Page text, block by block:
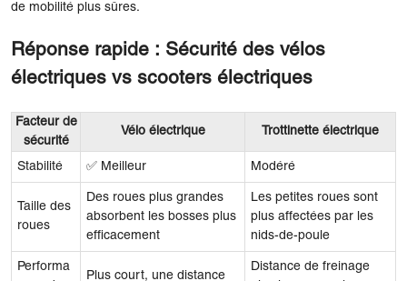
de mobilité plus sûres.
Réponse rapide : Sécurité des vélos
électriques vs scooters électriques
Facteur de
sécurité
Vélo électrique Trottinette électrique
Stabilité ✅ Meilleur Modéré
Taille des
roues
Des roues plus grandes
absorbent les bosses plus
efficacement
Les petites roues sont
plus affectées par les
nids-de-poule
Performa
Plus court, une distance
Distance de freinage